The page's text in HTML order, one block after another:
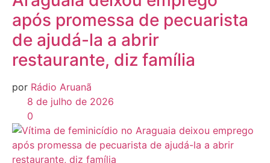
após promessa de pecuarista
de ajudá-la a abrir
restaurante, diz família
por Rádio Aruanã
8 de julho de 2026
0